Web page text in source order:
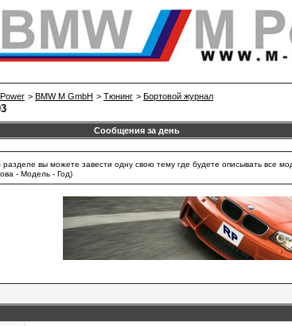
> BMW M GmbH > Тюнинг > Бортовой журнал
Сообщения за день
разделе вы можете завести одну свою тему где будете описывать все
- Модель - Год)